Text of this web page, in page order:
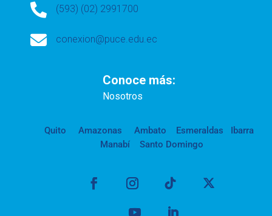
 (593) (02) 2991700
 conexion@puce.edu.ec
Conoce más:
Nosotros
Quito Amazonas Ambato Esmeraldas
Ibarra
Manabí
Santo Domingo